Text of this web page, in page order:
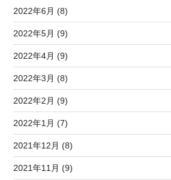
2022年6月 (8)
2022年5月 (9)
2022年4月 (9)
2022年3月 (8)
2022年2月 (9)
2022年1月 (7)
2021年12月 (8)
2021年11月 (9)